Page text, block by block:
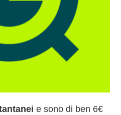
e sono di ben 6€